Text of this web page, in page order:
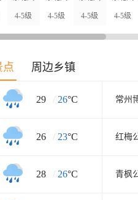
4-5级 4-5级 4-5级 4-5级
点 周边乡镇
29 / 26°C 常州
26 / 23°C 红梅
28 / 26°C 青枫